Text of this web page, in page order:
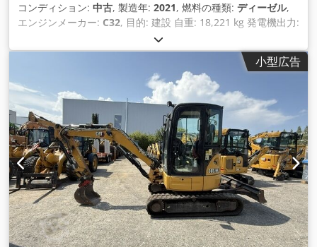
コンディション: 中古, 製造年: 2021, 燃料の種類: ディーゼル,
エンジンメーカー: C32, 目的: 建設 自重: 18,221 kg 発電機出力:
1,100 kVA 輸送寸法（長さ x 幅 x 高さ）：20フィートHCコン
テナ 詳細については営業部までお問い合わせください。
Dsdpovyn A Usfx Amlswa オランダで85年以上の販売経験。
お客様のニーズに合わせた個別のソリューションをお探しの専
門家チーム。 1000 時間または 1 年間の保証: 最適なセキュリ
ティ。 24時間365日ご利用いただけます。 迅速なサービス。
在庫豊富で即納可能です。
小型広告